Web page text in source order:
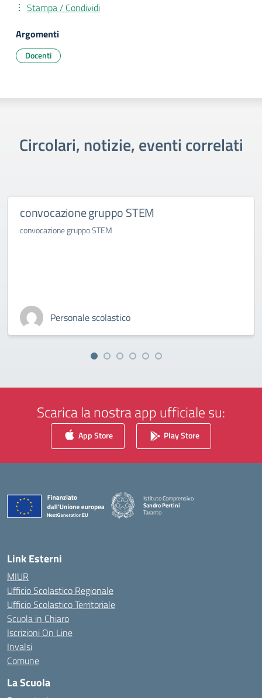
Stampa / Condividi
Argomenti
Docenti
Circolari, notizie, eventi correlati
convocazione gruppo STEM
convocazione gruppo STEM
Personale scolastico
Scarica la nostra app ufficiale su:
App Store Play Store
Istituto Comprensivo
Sandro Pertini
Taranto
Link Esterni
MIUR
Ufficio Scolastico Regionale
Ufficio Scolastico Territoriale
Scuola in Chiaro
Iscrizioni On Line
Invalsi
Comune
La Scuola